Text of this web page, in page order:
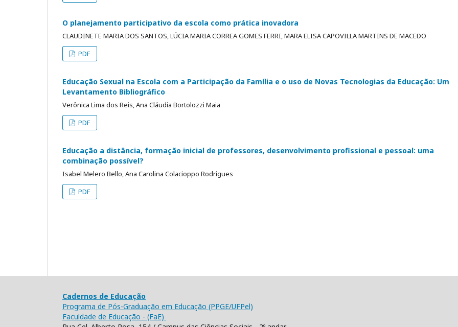
O planejamento participativo da escola como prática inovadora
CLAUDINETE MARIA DOS SANTOS, LÚCIA MARIA CORREA GOMES FERRI, MARA ELISA CAPOVILLA MARTINS DE MACEDO
PDF
Educação Sexual na Escola com a Participação da Família e o uso de Novas Tecnologias da Educação: Um
Levantamento Bibliográfico
Verônica Lima dos Reis, Ana Cláudia Bortolozzi Maia
PDF
Educação a distância, formação inicial de professores, desenvolvimento profissional e pessoal: uma
combinação possível?
Isabel Melero Bello, Ana Carolina Colacioppo Rodrigues
PDF
Cadernos de Educação
Programa de Pós-Graduação em Educação (PPGE/UFPel)
Faculdade de Educação - (FaE)